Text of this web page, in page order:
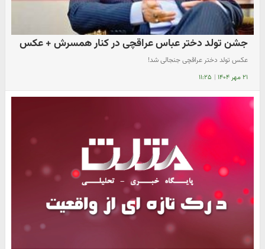
جشن تولد دختر عباس عراقچی در کنار همسرش + عکس
عکس تولد دختر عراقچی جنجالی شد!
۲۱ مهر ۱۴۰۴ | ۱۱:۲۵